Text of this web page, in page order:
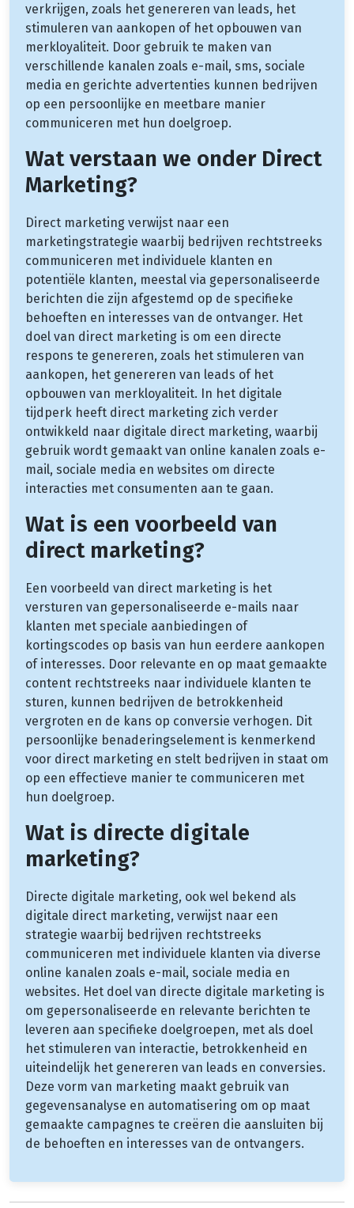
verkrijgen, zoals het genereren van leads, het
stimuleren van aankopen of het opbouwen van
merkloyaliteit. Door gebruik te maken van
verschillende kanalen zoals e-mail, sms, sociale
media en gerichte advertenties kunnen bedrijven
op een persoonlijke en meetbare manier
communiceren met hun doelgroep.
Wat verstaan we onder Direct
Marketing?
Direct marketing verwijst naar een
marketingstrategie waarbij bedrijven rechtstreeks
communiceren met individuele klanten en
potentiële klanten, meestal via gepersonaliseerde
berichten die zijn afgestemd op de specifieke
behoeften en interesses van de ontvanger. Het
doel van direct marketing is om een ​​directe
respons te genereren, zoals het stimuleren van
aankopen, het genereren van leads of het
opbouwen van merkloyaliteit. In het digitale
tijdperk heeft direct marketing zich verder
ontwikkeld naar digitale direct marketing, waarbij
gebruik wordt gemaakt van online kanalen zoals e-
mail, sociale media en websites om directe
interacties met consumenten aan te gaan.
Wat is een voorbeeld van
direct marketing?
Een voorbeeld van direct marketing is het
versturen van gepersonaliseerde e-mails naar
klanten met speciale aanbiedingen of
kortingscodes op basis van hun eerdere aankopen
of interesses. Door relevante en op maat gemaakte
content rechtstreeks naar individuele klanten te
sturen, kunnen bedrijven de betrokkenheid
vergroten en de kans op conversie verhogen. Dit
persoonlijke benaderingselement is kenmerkend
voor direct marketing en stelt bedrijven in staat om
op een effectieve manier te communiceren met
hun doelgroep.
Wat is directe digitale
marketing?
Directe digitale marketing, ook wel bekend als
digitale direct marketing, verwijst naar een
strategie waarbij bedrijven rechtstreeks
communiceren met individuele klanten via diverse
online kanalen zoals e-mail, sociale media en
websites. Het doel van directe digitale marketing is
om gepersonaliseerde en relevante berichten te
leveren aan specifieke doelgroepen, met als doel
het stimuleren van interactie, betrokkenheid en
uiteindelijk het genereren van leads en conversies.
Deze vorm van marketing maakt gebruik van
gegevensanalyse en automatisering om op maat
gemaakte campagnes te creëren die aansluiten bij
de behoeften en interesses van de ontvangers.